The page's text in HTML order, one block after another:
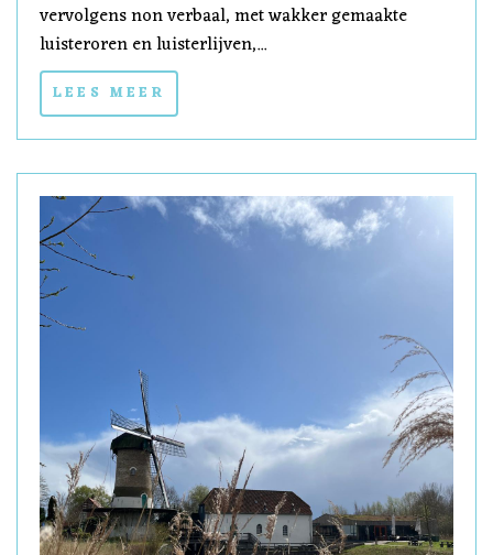
vervolgens non verbaal, met wakker gemaakte
luisteroren en luisterlijven,...
LEES MEER